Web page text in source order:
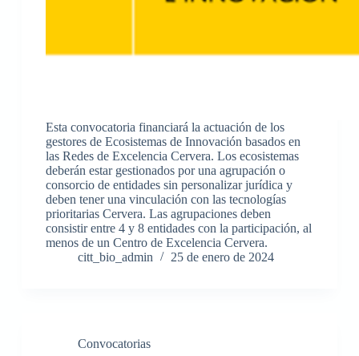
Esta convocatoria financiará la actuación de los
gestores de Ecosistemas de Innovación basados en
las Redes de Excelencia Cervera. Los ecosistemas
deberán estar gestionados por una agrupación o
consorcio de entidades sin personalizar jurídica y
deben tener una vinculación con las tecnologías
prioritarias Cervera. Las agrupaciones deben
consistir entre 4 y 8 entidades con la participación, al
menos de un Centro de Excelencia Cervera.
citt_bio_admin
25 de enero de 2024
Convocatorias